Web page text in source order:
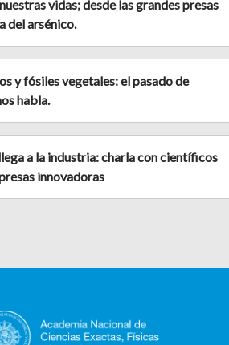
vidas; desde las grandes presas
del arsénico.
y fósiles vegetales: el pasado de
habla.
a la industria: charla con científicos
innovadoras